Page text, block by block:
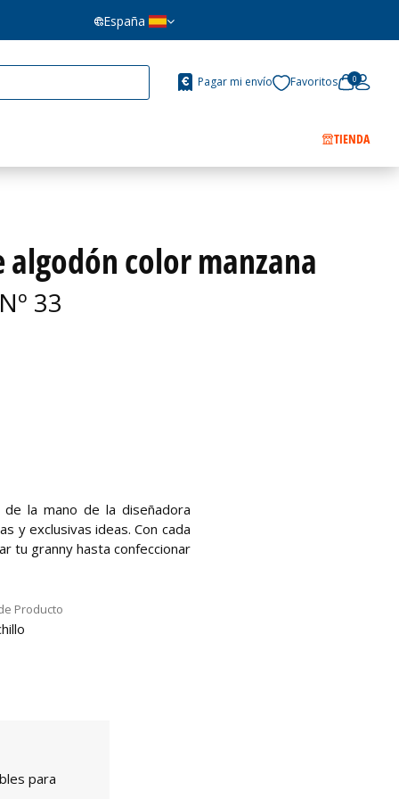
España
Pagar mi envío Favoritos 0
TIENDA
algodón color manzana
33
la mano de la diseñadora
y exclusivas ideas. Con cada
tu granny hasta confeccionar
Producto
para